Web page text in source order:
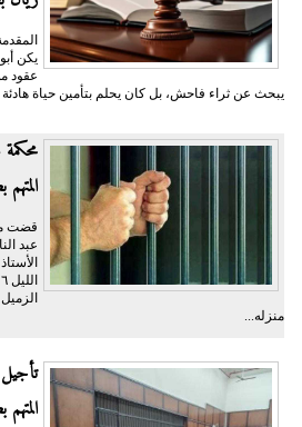
يكن
عقود
يبحث عن ثراء فاحش، بل كان يحلم بتأمين حياة هادئة
المتهم
قضت
عبد
منزله...
المتهم